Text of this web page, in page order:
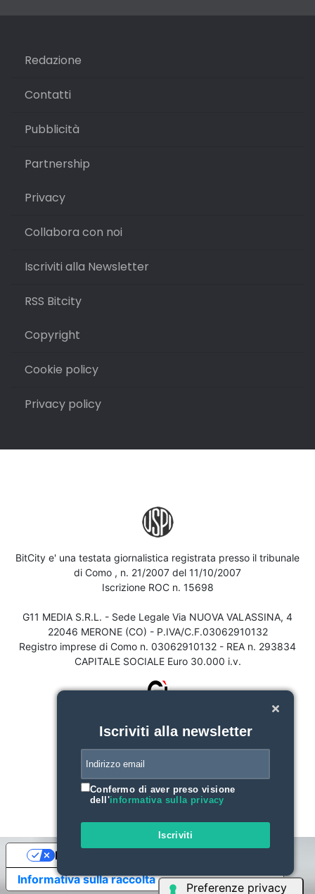
Redazione
Contatti
Pubblicità
Partnership
Privacy
Collabora con noi
Iscriviti alla Newsletter
RSS Bitcity
Copyright
Cookie policy
Privacy policy
BitCity e' una testata giornalistica registrata presso il tribunale
di Como , n. 21/2007 del 11/10/2007
Iscrizione ROC n. 15698
G11 MEDIA S.R.L. - Sede Legale Via NUOVA VALASSINA, 4
22046 MERONE (CO) - P.IVA/C.F.03062910132
Registro imprese di Como n. 03062910132 - REA n. 293834
CAPITALE SOCIALE Euro 30.000 i.v.
Iscriviti alla newsletter
Confermo di aver preso visione
dell'informativa sulla privacy
Iscriviti
Informativa sulla raccolta
Le tue preferenze relative alla privacy